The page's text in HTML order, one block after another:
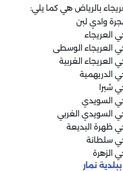
بالرياض هي كما يلي:
وادي لبن
العريجاء
العريجاء الوسطى
الغربية
الدريهمية
شبرا
السويدي
السويدي الغربي
ظهرة البديعة
سلطانة
الزهرة
نمار